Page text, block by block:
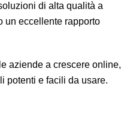
di alta qualità a
un eccellente rapporto
aziende a crescere online,
potenti e facili da usare.